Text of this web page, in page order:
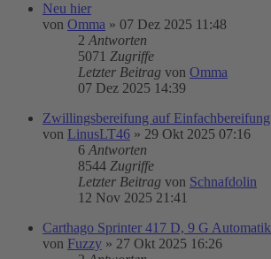
Neu hier
von Omma » 07 Dez 2025 11:48
2 Antworten
5071 Zugriffe
Letzter Beitrag von Omma
07 Dez 2025 14:39
Zwillingsbereifung auf Einfachbereifung
von LinusLT46 » 29 Okt 2025 07:16
6 Antworten
8544 Zugriffe
Letzter Beitrag von Schnafdolin
12 Nov 2025 21:41
Carthago Sprinter 417 D, 9 G Automatik
von Fuzzy » 27 Okt 2025 16:26